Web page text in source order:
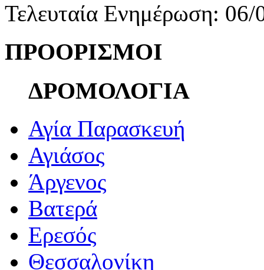
Τελευταία Ενημέρωση:
ΠΡΟΟΡΙΣΜΟΙ
ΔΡΟΜΟΛΟΓΙΑ
Αγία Παρασκευή
Αγιάσος
Άργενος
Βατερά
Ερεσός
Θεσσαλονίκη